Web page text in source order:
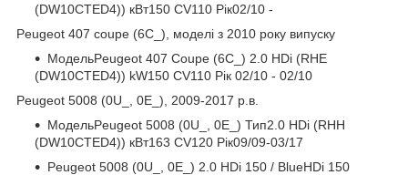
(DW10CTED4)) кВт150 CV110 Рік02/10 -
Peugeot 407 coupe (6C_), моделі з 2010 року випуску
МодельPeugeot 407 Coupe (6C_) 2.0 HDi (RHE
(DW10CTED4)) kW150 CV110 Рік 02/10 - 02/10
Peugeot 5008 (0U_, 0E_), 2009-2017 р.в.
МодельPeugeot 5008 (0U_, 0E_) Тип2.0 HDi (RHH
(DW10CTED4)) кВт163 CV120 Рік09/09-03/17
Peugeot 5008 (0U_, 0E_) 2.0 HDi 150 / BlueHDi 150